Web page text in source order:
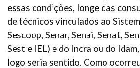
essas condições, longe das
de técnicos vinculados ao
Sescoop, Senar, Senai, Senat,
Sest e IEL) e do Incra ou do
logo seria sentido. Como